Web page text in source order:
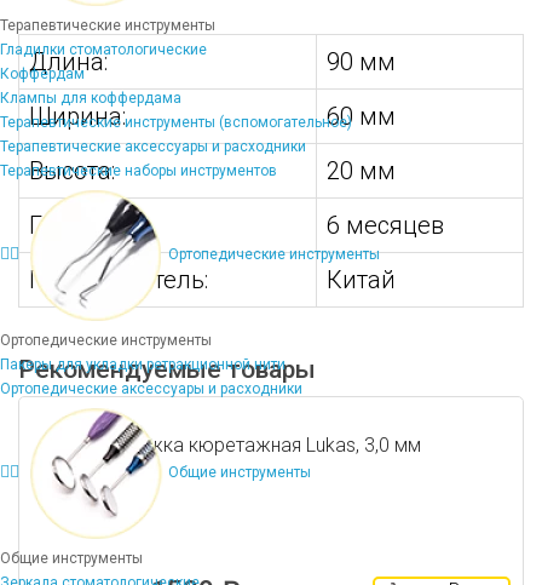
Терапевтические инструменты
Гладилки стоматологические
Коффердам
Клампы для коффердама
Терапевтические инструменты (вспомогательное)
Терапевтические аксессуары и расходники
Терапевтические наборы инструментов
Ортопедические инструменты
Ортопедические инструменты
Пакеры для укладки ретракционной нити
Ортопедические аксессуары и расходники
Общие инструменты
Общие инструменты
Длина:
90 мм
Ширина:
60 мм
Высота:
20 мм
Гарантия:
6 месяцев
Производитель:
Китай
Рекомендуемые товары
Ложка кюретажная Lukas, 3,0 мм